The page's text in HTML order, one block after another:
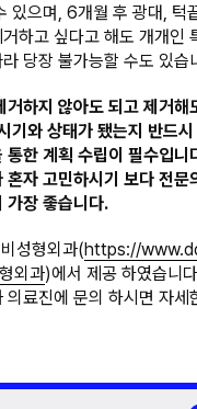
있으며, 6개월 후 광대, 턱
하고 싶다고 해도 개개인
당장 불가능할 수도 있습
거하지 않아도 되고 제거해
기와 상태가 됐는지 반드시
통한 계획 수립이 필수입니
혼자 고민하시기 보다 전문
가장 좋습니다.
성형외과(https://
외과)에서 제공 하였습니
의료진에 문의 하시면 자세